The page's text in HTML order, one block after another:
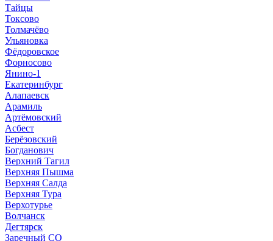
Тайцы
Токсово
Толмачёво
Ульяновка
Фёдоровское
Форносово
Янино-1
Екатеринбург
Алапаевск
Арамиль
Артёмовский
Асбест
Берёзовский
Богданович
Верхний Тагил
Верхняя Пышма
Верхняя Салда
Верхняя Тура
Верхотурье
Волчанск
Дегтярск
Заречный СО